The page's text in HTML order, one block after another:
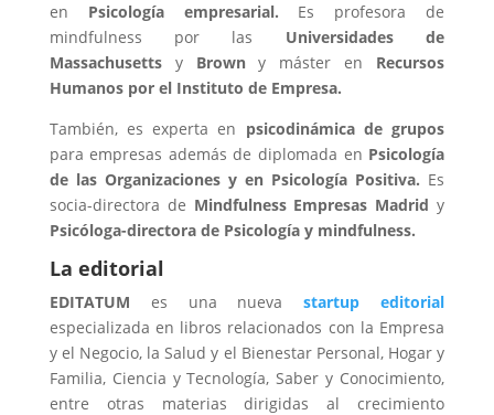
en Psicología empresarial. Es profesora de
mindfulness por las Universidades de
Massachusettsy Browny máster en Recursos
Humanos por el Instituto de Empresa.
También, es experta en psicodinámica de grupos
para empresas además de diplomada en Psicología
de las Organizaciones y en Psicología Positiva. Es
socia-directora de Mindfulness Empresas Madrid y
Psicóloga-directora de Psicología y mindfulness.
La editorial
EDITATUM es una nuevastartup editorial
especializada en libros relacionados con la Empresa
y el Negocio, la Salud y el Bienestar Personal, Hogar y
Familia, Ciencia y Tecnología, Saber y Conocimiento,
entre otras materias dirigidas al crecimiento